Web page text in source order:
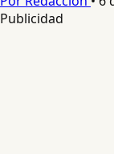
Publicidad